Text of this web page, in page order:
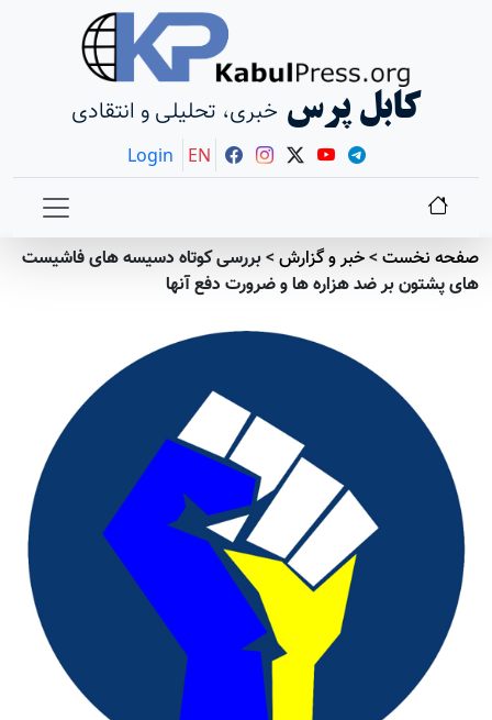
کابل پرس خبری، تحلیلی و انتقادی
Login EN
صفحه نخست>خبر و گزارش>بررسی کوتاه دسیسه های فاشیست
های پشتون بر ضد هزاره ها و ضرورت دفع آنها